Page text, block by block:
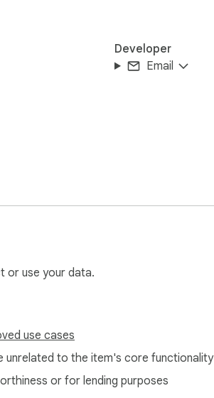
清洗。
“白屏”或“样式抖动”。
有喧宾夺主的营销信息。
最新的广告形式。
步到所有设备。
隐藏的跟踪代码或数据上传。
重并保护你的隐私。
Developer
Email
or use your data.
use cases
to the item's core functionality
or for lending purposes